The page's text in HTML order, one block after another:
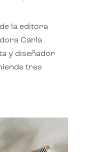
la editora
Carla
y diseñador
tres